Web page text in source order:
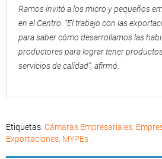
Ramos invitó a los micro y pequeños
en el Centro. “El trabajo con las
para saber cómo desarrollamos las
productores para lograr tener
servicios de calidad”, afirmó.
Etiquetas: Cámaras Empresariales,
Exportaciones, MYPEs